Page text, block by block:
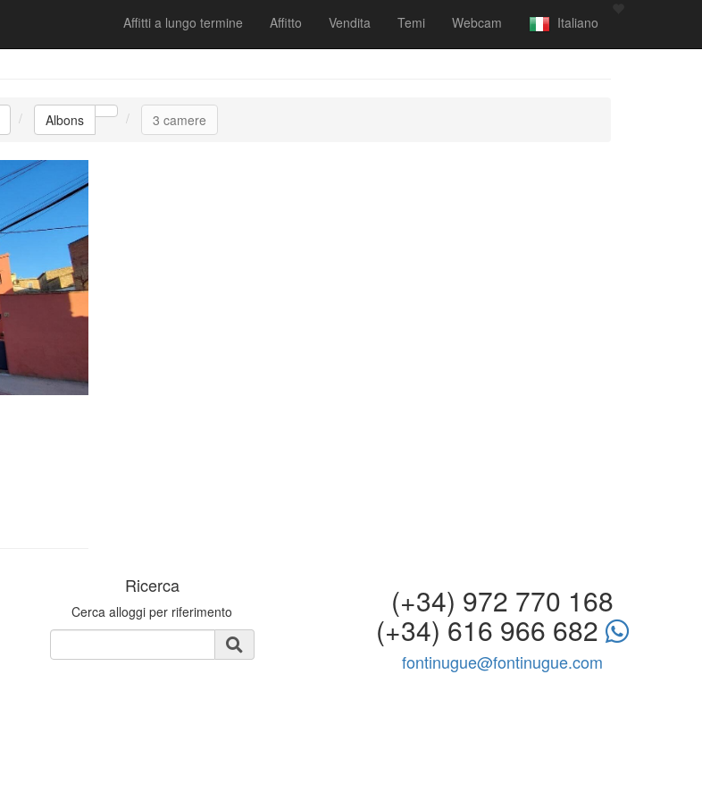
Affitti a lungo termine Affitto Vendita Temi Webcam Italiano
Albons 3 camere
Ricerca
Cerca alloggi per riferimento (+34) 972 770 168
(+34) 616 966 682
fontinugue@fontinugue.com